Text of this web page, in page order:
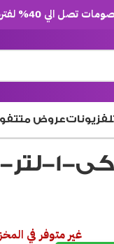
40% لفترة محدودة
عروض
براد-
غير متوفر في